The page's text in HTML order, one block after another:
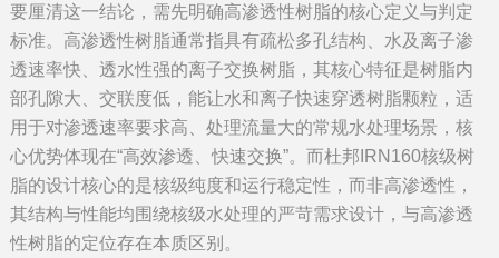
要厘清这一结论，需先明确高渗透性树脂的核心定义与判定
标准。高渗透性树脂通常指具有疏松多孔结构、水及离子渗
透速率快、透水性强的离子交换树脂，其核心特征是树脂内
部孔隙大、交联度低，能让水和离子快速穿透树脂颗粒，适
用于对渗透速率要求高、处理流量大的常规水处理场景，核
心优势体现在“高效渗透、快速交换”。而杜邦IRN160核级树
脂的设计核心的是核级纯度和运行稳定性，而非高渗透性，
其结构与性能均围绕核级水处理的严苛需求设计，与高渗透
性树脂的定位存在本质区别。